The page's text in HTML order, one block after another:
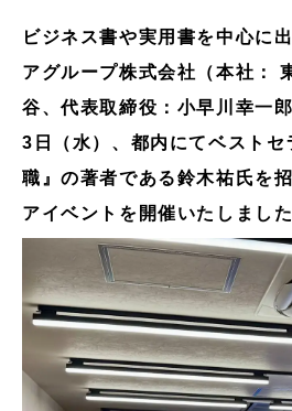
ビジネス書や実用書を中心に
アグループ株式会社（本社：
谷、代表取締役：小早川幸一
3日（水）、都内にてベストセ
職』の著者である鈴木祐氏を
アイベントを開催いたしました